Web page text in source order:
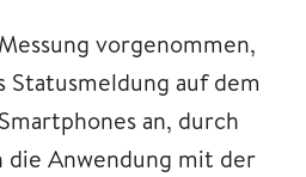
vorgenommen,
Statusmeldung auf dem
an, durch
Anwendung mit der